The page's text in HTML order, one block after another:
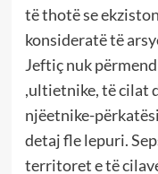
të thotë se
konsideratë të
Jeftiç nuk
,ultietnike, të cilat
njëetnike-
detaj fle lepuri.
territoret e të